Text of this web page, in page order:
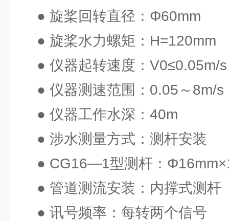
● 旋桨回转直径：Φ60mm
● 旋桨水力螺矩：H=120mm
● 仪器起转速度：V0≤0.05m/
● 仪器测速范围：0.05～8m/s
● 仪器工作水深：40m
● 涉水测量方式：测杆安装
● CG16—1型测杆：
● 管道测流安装：内撑式测杆
● 讯号频率：每转两个信号